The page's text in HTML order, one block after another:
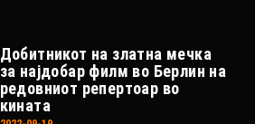
Добитникот на златна мечка
за најдобар филм во Берлин на
редовниот репертоар во
кината